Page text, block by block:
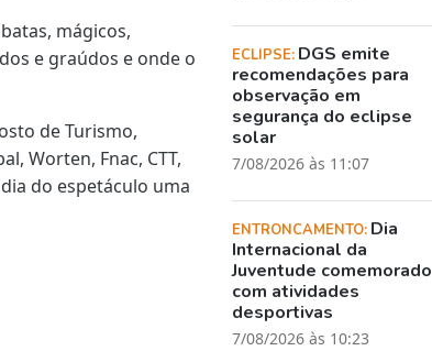
mágicos,
e graúdos e onde o
de Turismo,
Worten, Fnac, CTT,
do espetáculo uma
ECLIPSE: DGS emite
recomendações para
observação em
segurança do eclipse
solar
7/08/2026 às 11:07
ENTRONCAMENTO: Dia
Internacional da
Juventude comemorado
com atividades
desportivas
7/08/2026 às 10:23